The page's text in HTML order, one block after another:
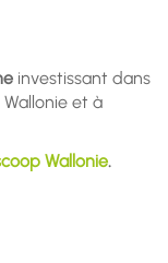
investissant dans
Wallonie et à
Wallonie.